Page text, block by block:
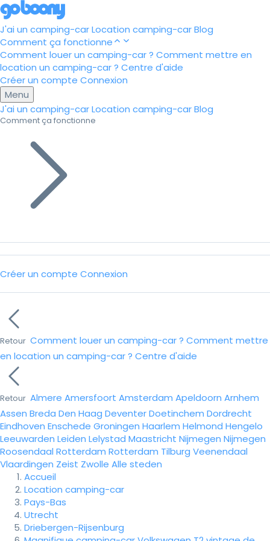
J'ai un camping-carLocation camping-carBlog
Comment ça fonctionne
Comment louer un camping-car ? Comment mettre en
location un camping-car ? Centre d'aide
Créer un compte Connexion
Menu
J'ai un camping-carLocation camping-carBlog
Comment ça fonctionne
Créer un compte Connexion
Retour Comment louer un camping-car ? Comment mettre
en location un camping-car ? Centre d'aide
Retour Almere Amersfoort Amsterdam Apeldoorn Arnhem
Assen Breda Den Haag DeventerDoetinchem Dordrecht
Eindhoven Enschede Groningen Haarlem Helmond Hengelo
Leeuwarden Leiden Lelystad Maastricht Nijmegen Nijmegen
Roosendaal Rotterdam Rotterdam Tilburg Veenendaal
Vlaardingen Zeist Zwolle Alle steden
Accueil
Location camping-car
Pays-Bas
Utrecht
Driebergen-Rijsenburg